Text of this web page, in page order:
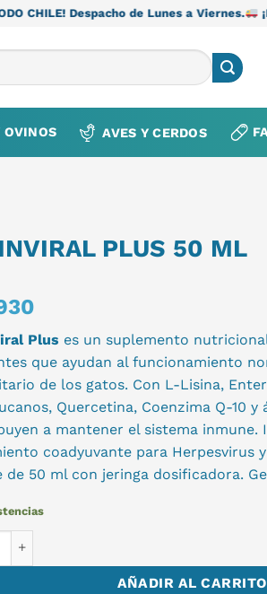
de Lunes a Viernes. ¡LLEGAMOS A
OVINOS AVES Y CERDOS
PLUS 50 ML
Plus es un suplemento
que ayudan al funcionamiento
de los gatos. Con L-Lisina,
Quercetina, Coenzima Q-10 y
a mantener el sistema inmune.
coadyuvante para Herpesvirus
de 50 ml con jeringa dosificadora.
AÑADIR AL CARRITO